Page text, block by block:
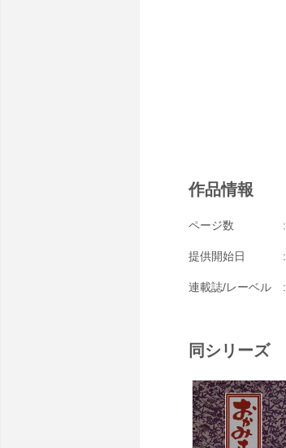
作品情報
ページ数
提供開始日
連載誌/レーベル
同シリーズ